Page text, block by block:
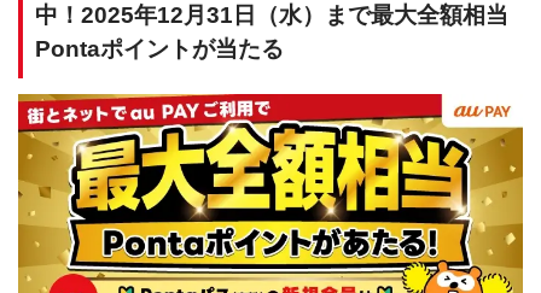
中！2025年12月31日（水）まで最大全額相当
Pontaポイントが当たる